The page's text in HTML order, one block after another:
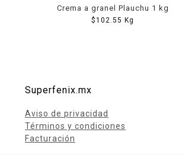
Salchichonería
Crema a granel Plauchu 1 kg
$102.55 Kg
Superfenix.mx
Aviso de privacidad
Términos y condiciones
Facturación